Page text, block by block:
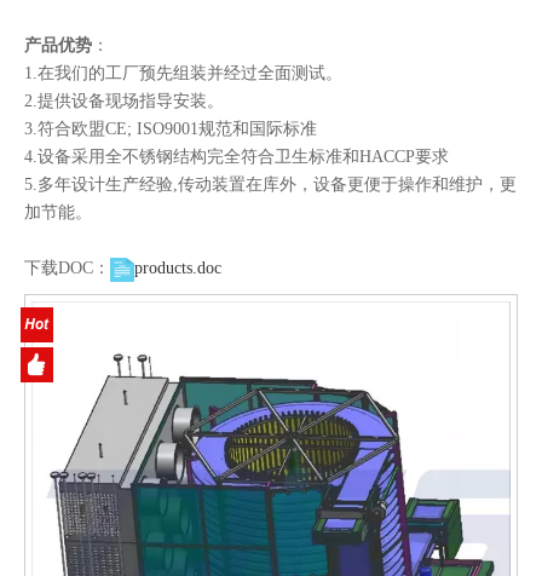
产品优势 ：
1.在我们的工厂预先组装并经过全面测试。
2.提供设备现场指导安装。
3.符合欧盟CE; ISO9001规范和国际标准
4.设备采用全不锈钢结构完全符合卫生标准和HACCP要求
5.多年设计生产经验,传动装置在库外，设备更便于操作和维护，更
加节能。
下载DOC： products.doc